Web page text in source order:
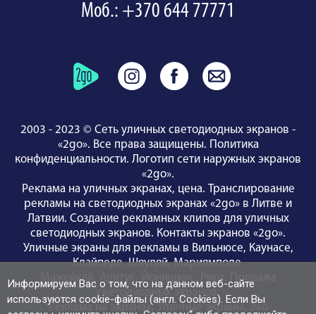
Информируем Вас о том, что на данном веб-сайте
используются cookie-файлы (англ. Cookies). Если Вы
Моб.: +370 644 77771
2003 - 2023 © Сеть уличных светодиодных экранов -
«2go». Все права защищены. Политика
конфиденциальности. Логотип сети наружных экранов
«2go».
Реклама на уличных экранах, цена. Транслирование
рекламы на светодиодных экранах «2go» в Литве и
Латвии. Создание рекламных клипов для уличных
светодиодных экранов. Контакты экранов «2go».
Уличные экраны для рекламы в Вильнюсе, Каунасе,
Клайпедe,Шяуляй,Мариямполе,
Мажейкяй
Риге
Продажа
светодиодных экранов .
Реклама на экранах, Уличные экраны